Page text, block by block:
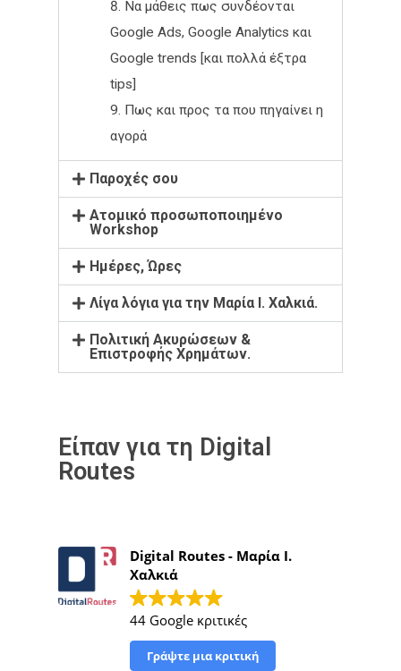
Να μάθεις πως συνδέονται
Google Ads, Google Analytics και
Google trends [και πολλά έξτρα
tips]
Πως και προς τα που πηγαίνει η
αγορά
Παροχές σου
Ατομικό προσωποποιημένο
Workshop
Ημέρες, Ώρες
Λίγα λόγια για την Μαρία Ι. Χαλκιά.
Πολιτική Ακυρώσεων &
Επιστροφής Χρημάτων.
Είπαν για τη Digital
Routes
Digital Routes - Μαρία Ι.
Χαλκιά
44 Google κριτικές
Γράψτε μια κριτική